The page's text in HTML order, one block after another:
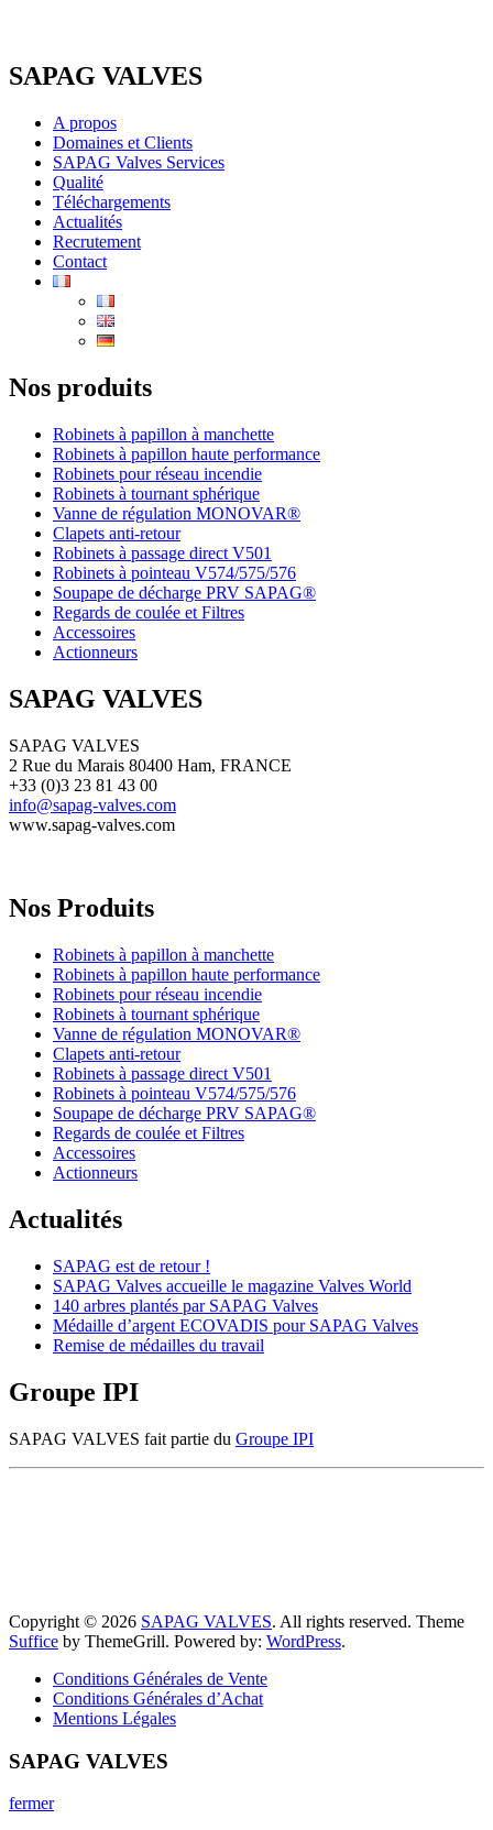
SAPAG VALVES
A propos
Domaines et Clients
SAPAG Valves Services
Qualité
Téléchargements
Actualités
Recrutement
Contact
Nos produits
Robinets à papillon à manchette
Robinets à papillon haute performance
Robinets pour réseau incendie
Robinets à tournant sphérique
Vanne de régulation MONOVAR®
Clapets anti-retour
Robinets à passage direct V501
Robinets à pointeau V574/575/576
Soupape de décharge PRV SAPAG®
Regards de coulée et Filtres
Accessoires
Actionneurs
SAPAG VALVES
SAPAG VALVES
2 Rue du Marais 80400 Ham, FRANCE
+33 (0)3 23 81 43 00
info@sapag-valves.com
www.sapag-valves.com
Nos Produits
Robinets à papillon à manchette
Robinets à papillon haute performance
Robinets pour réseau incendie
Robinets à tournant sphérique
Vanne de régulation MONOVAR®
Clapets anti-retour
Robinets à passage direct V501
Robinets à pointeau V574/575/576
Soupape de décharge PRV SAPAG®
Regards de coulée et Filtres
Accessoires
Actionneurs
Actualités
SAPAG est de retour !
SAPAG Valves accueille le magazine Valves World
140 arbres plantés par SAPAG Valves
Médaille d’argent ECOVADIS pour SAPAG Valves
Remise de médailles du travail
Groupe IPI
SAPAG VALVES fait partie du Groupe IPI
Copyright © 2026 SAPAG VALVES. All rights reserved. Theme
Suffice by ThemeGrill. Powered by: WordPress.
Conditions Générales de Vente
Conditions Générales d’Achat
Mentions Légales
SAPAG VALVES
fermer